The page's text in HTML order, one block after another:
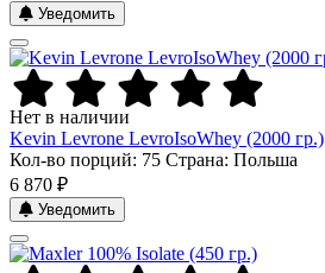
Уведомить
Нет в наличии
Kevin Levrone LevroIsoWhey (2000 гр.)
Кол-во порций: 75 Страна: Польша
6 870 ₽
Уведомить